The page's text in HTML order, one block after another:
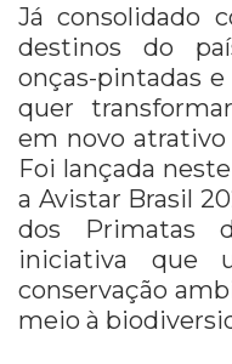
Já consolidado
destinos do
onças-pintadas e
quer
em novo
Foi lançada
a Avistar Brasil
dos Primatas
iniciativa que
conservação
meio à